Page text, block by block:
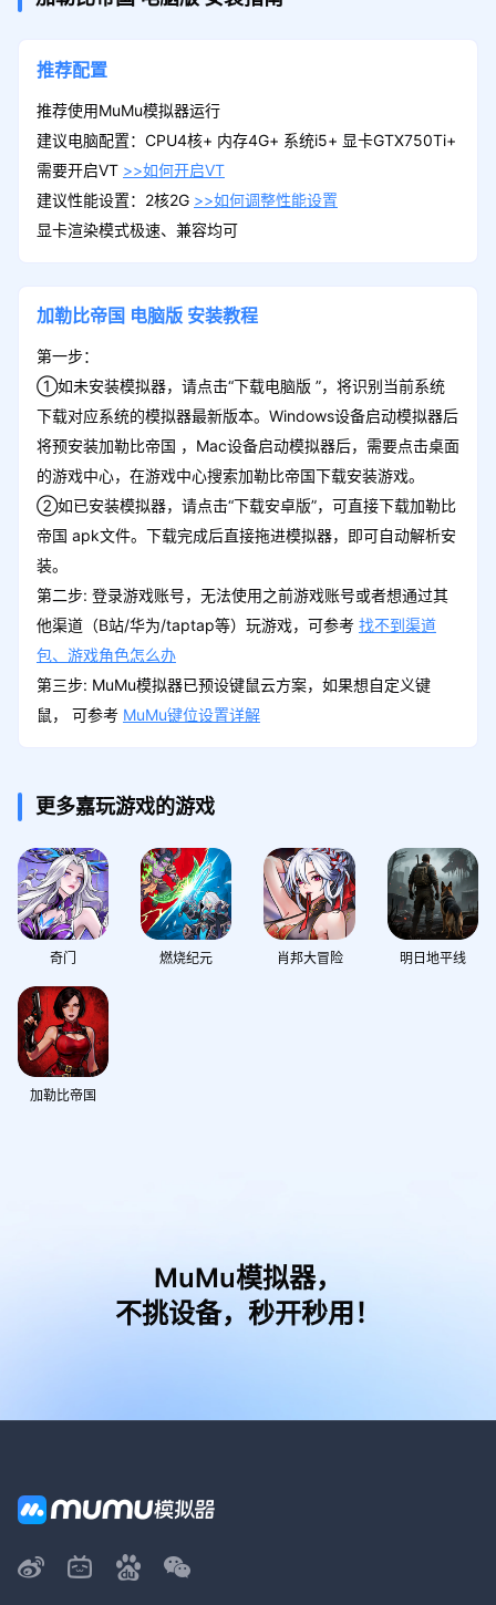
推荐配置
推荐使用MuMu模拟器运行
建议电脑配置：CPU4核+ 内存4G+ 系统i5+ 显卡GTX750Ti+
需要开启VT >>如何开启VT
建议性能设置：2核2G >>如何调整性能设置
显卡渲染模式极速、兼容均可
加勒比帝国 电脑版 安装教程
第一步：
①如未安装模拟器，请点击“下载电脑版 ”，将识别当前系统
下载对应系统的模拟器最新版本。Windows设备启动模拟器后
将预安装加勒比帝国 ，Mac设备启动模拟器后，需要点击桌面
的游戏中心，在游戏中心搜索加勒比帝国下载安装游戏。
②如已安装模拟器，请点击“下载安卓版”，可直接下载加勒比
帝国 apk文件。下载完成后直接拖进模拟器，即可自动解析安
装。
第二步: 登录游戏账号，无法使用之前游戏账号或者想通过其
他渠道（B站/华为/taptap等）玩游戏，可参考 找不到渠道
包、游戏角色怎么办
第三步: MuMu模拟器已预设键鼠云方案，如果想自定义键
鼠， 可参考 MuMu键位设置详解
更多嘉玩游戏的游戏
奇门 燃烧纪元 肖邦大冒险 明日地平线
加勒比帝国
MuMu模拟器，
不挑设备，秒开秒用！